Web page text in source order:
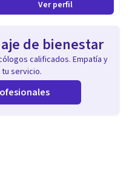
Ver perfil
de bienestar
calificados. Empatía y
servicio.